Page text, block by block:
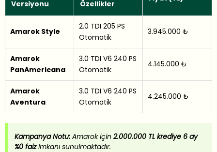
Versiyonu
Özellikler
Amarok Style
2.0 TDI 205 PS
Otomatik
3.945.000 ₺
Amarok
PanAmericana
3.0 TDI V6 240 PS
Otomatik
4.145.000 ₺
Amarok
Aventura
3.0 TDI V6 240 PS
Otomatik
4.245.000 ₺
Kampanya Notu: Amarok için 2.000.000 TL krediye 6 ay
%0 faizimkanı sunulmaktadır.